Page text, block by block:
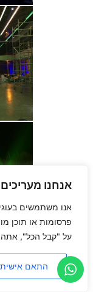
אנחנו
אנו משתמשים
פרסומות או תוכן
על "קבל הכל", אתה
התאם אישית